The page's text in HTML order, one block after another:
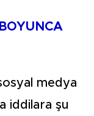
medya
iddilara şu